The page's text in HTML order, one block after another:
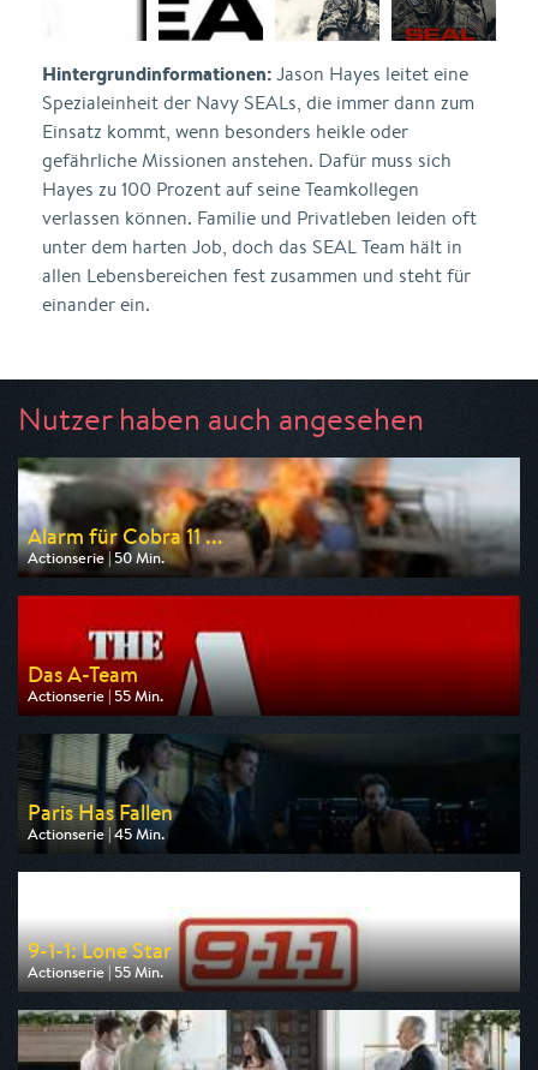
Hintergrundinformationen:Jason Hayes leitet eine
Spezialeinheit der Navy SEALs, die immer dann zum
Einsatz kommt, wenn besonders heikle oder
gefährliche Missionen anstehen. Dafür muss sich
Hayes zu 100 Prozent auf seine Teamkollegen
verlassen können. Familie und Privatleben leiden oft
unter dem harten Job, doch das SEAL Team hält in
allen Lebensbereichen fest zusammen und steht für
einander ein.
Nutzer haben auch angesehen
Alarm für Cobra 11 ...
Actionserie | 50 Min.
Ausgestrahlt von RTLup
am 09.08.2026, 20:15
Das A-Team
Actionserie | 55 Min.
Ausgestrahlt von Pro 7 Maxx
am 10.08.2026, 20:15
Paris Has Fallen
Actionserie | 45 Min.
Ausgestrahlt von ZDF
am 12.08.2026, 02:45
9-1-1: Lone Star
Actionserie | 55 Min.
Ausgestrahlt von Kabel 1
am 08.08.2026, 22:15